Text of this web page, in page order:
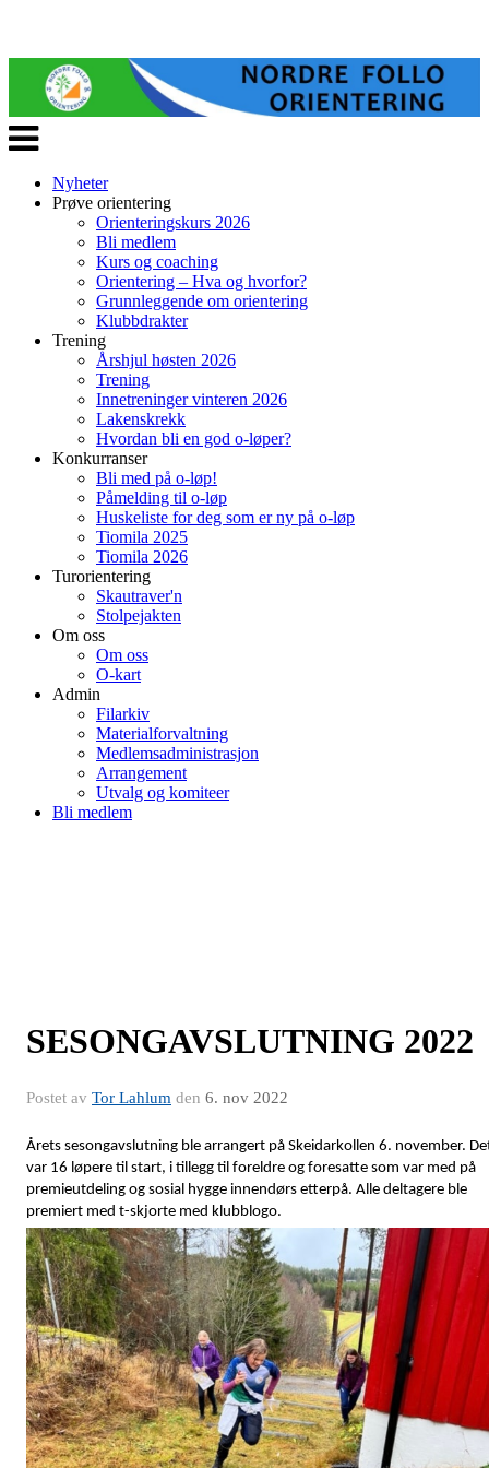
Veksle
navigasjon
Nyheter
Prøve orientering
Orienteringskurs 2026
Bli medlem
Kurs og coaching
Orientering – Hva og hvorfor?
Grunnleggende om orientering
Klubbdrakter
Trening
Årshjul høsten 2026
Trening
Innetreninger vinteren 2026
Lakenskrekk
Hvordan bli en god o-løper?
Konkurranser
Bli med på o-løp!
Påmelding til o-løp
Huskeliste for deg som er ny på o-løp
Tiomila 2025
Tiomila 2026
Turorientering
Skautraver'n
Stolpejakten
Om oss
Om oss
O-kart
Admin
Filarkiv
Materialforvaltning
Medlemsadministrasjon
Arrangement
Utvalg og komiteer
Bli medlem
SESONGAVSLUTNING 2022
Postet av Tor Lahlum den 6. nov 2022
Årets sesongavslutning ble arrangert på Skeidarkollen 6. november.
var 16 løpere til start, i tillegg til foreldre og foresatte som var med på
premieutdeling og sosial hygge innendørs etterpå. Alle deltagere ble
premiert med t-skjorte med klubblogo.